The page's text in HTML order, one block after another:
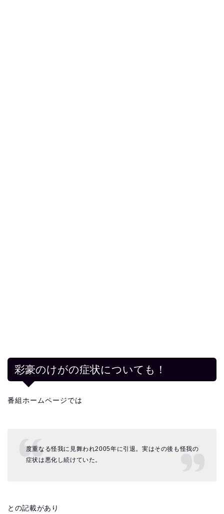
彩豪のけがの症状についても！
番組ホームページでは
度重なる怪我に見舞われ2005年に引退。実はその後も怪我の
症状は悪化し続けていた。
との記載があり